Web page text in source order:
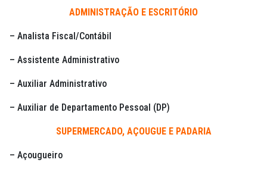
ADMINISTRAÇÃO E ESCRITÓRIO
– Analista Fiscal/Contábil
– Assistente Administrativo
– Auxiliar Administrativo
– Auxiliar de Departamento Pessoal (DP)
SUPERMERCADO, AÇOUGUE E PADARIA
– Açougueiro